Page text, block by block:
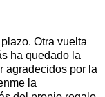
Otra vuelta
ha quedado la
agradecidos por la
la